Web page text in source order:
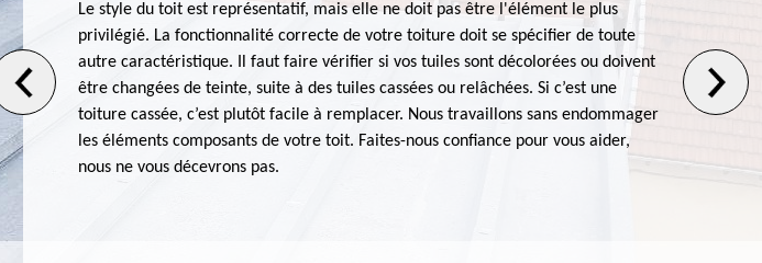
Le style du toit est représentatif, mais elle ne doit pas être l'élément le plus
privilégié. La fonctionnalité correcte de votre toiture doit se spécifier de toute
autre caractéristique. Il faut faire vérifier si vos tuiles sont décolorées ou doivent
être changées de teinte, suite à des tuiles cassées ou relâchées. Si c’est une
toiture cassée, c’est plutôt facile à remplacer. Nous travaillons sans endommager
les éléments composants de votre toit. Faites-nous confiance pour vous aider,
nous ne vous décevrons pas.